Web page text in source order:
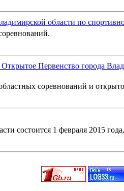
области по
Первенство города
соревнований и
состоится 1 февраля 2015